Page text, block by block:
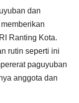
dan
Ranting Kota.
rutin seperti ini
paguyuban
anggota dan